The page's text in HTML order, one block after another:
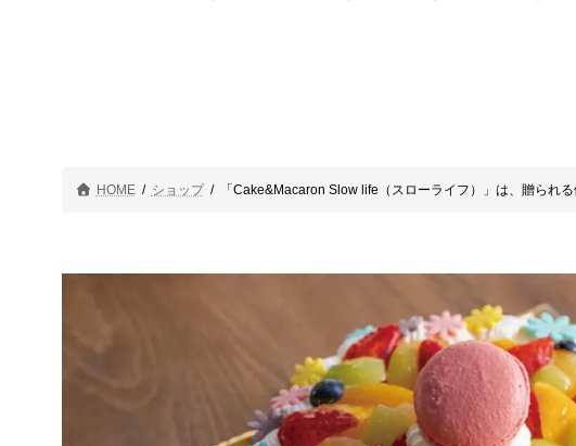
HOME ショップ 「Cake&Macaron Slow life（スローライフ）」は、贈られ